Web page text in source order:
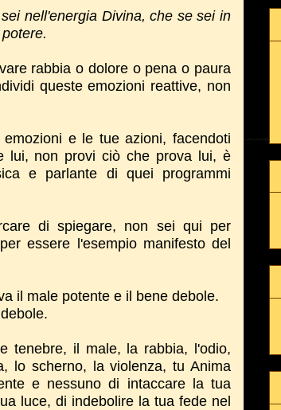
nell'energia Divina,che se sei in
rabbia o dolore o pena o paura
queste emozioni reattive, non
e le tue azioni, facendoti
lui, non provi ciò che prova lui, è
e parlante di quei programmi
di spiegare, non sei qui per
essere l'esempio manifesto del
il male potente e il bene debole.
tenebre, il male, la rabbia, l'odio,
lo scherno, la violenza, tu Anima
e nessuno di intaccare la tua
luce, di indebolire la tua fede nel